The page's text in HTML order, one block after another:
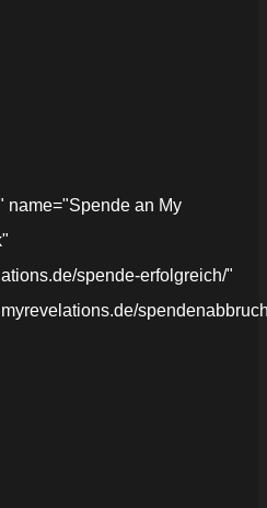
name="Spende an My
spende-erfolgreich/"